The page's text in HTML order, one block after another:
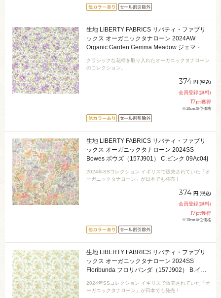
生地 LIBERTY FABRICS リバティ・ファブリ
ックス オーガニックタナローン 2024AW
Organic Garden Gemma Meadow ジェマ・メ
09Ac04j
クラシックな花柄を取り入れたオーガニックタナローン
のコレクション。
374 円 (税込)
会員登録(無料)
17pt獲得
※10cm単位価格
生地 LIBERTY FABRICS リバティ・ファブリ
ックス オーガニックタナローン 2024SS
Bowes ボウズ（157J901） C.ピンク 09Ac04j
2024年SSコレクション イギリスで販売されていた「オ
ーガニックタナローン」が日本でも発売！
374 円 (税込)
会員登録(無料)
17pt獲得
※10cm単位価格
生地 LIBERTY FABRICS リバティ・ファブリ
ックス オーガニックタナローン 2024SS
Floribunda フロリバンダ（157J902） B.イエ
2024年SSコレクション イギリスで販売されていた「オ
ーガニックタナローン」が日本でも発売！